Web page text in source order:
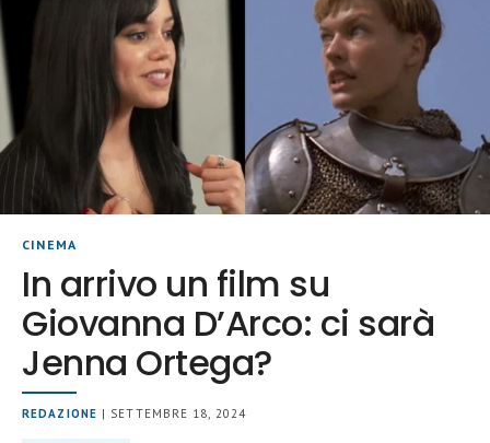
CINEMA
In arrivo un film su
Giovanna D’Arco: ci sarà
Jenna Ortega?
REDAZIONE | SETTEMBRE 18, 2024